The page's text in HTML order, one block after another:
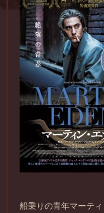
船乗りの青年マーテ